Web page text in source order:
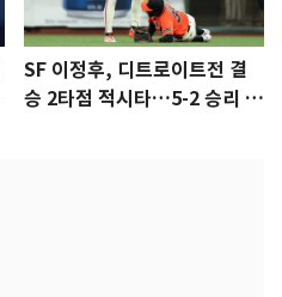
SF 이정후, 디트로이트전 결
승 2타점 적시타…5-2 승리 견